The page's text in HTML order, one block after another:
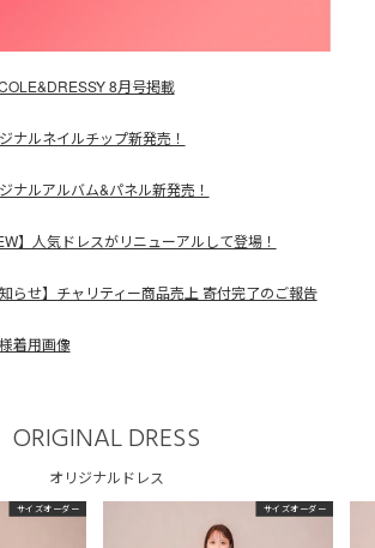
8月号掲載
ナルネイルチップ新発売！
ナルアルバム&パネル新発売！
】人気ドレスがリニューアルして登場！
知らせ】チャリティー商品売上 寄付完了のご報告
着用画像
ORIGINAL DRESS
オリジナルドレス
サイズオーダー サイズオーダー